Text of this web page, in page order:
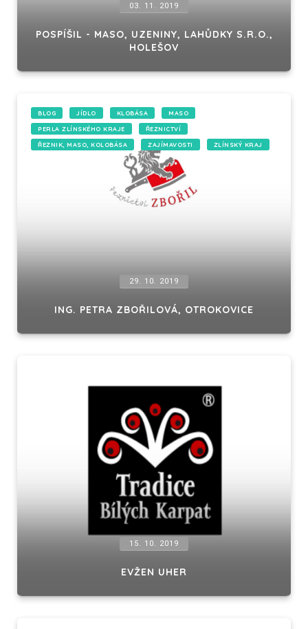
03. 11. 2019
POSPÍŠIL - MASO, UZENINY, LAHŮDKY S.R.O.,
HOLEŠOV
BLOG JÍDLO KLOBÁSA MASO
PERLA ZLÍNSKÉHO KRAJE ŘEZNICTVÍ
ŘEZNIK, MASO, KOLOBÁSA ZAJÍMAVOSTI ZLÍNSKÝ KRAJ
29. 10. 2019
ING. PETRA ZBOŘILOVÁ, OTROKOVICE
15. 10. 2019
EVŽEN UHER